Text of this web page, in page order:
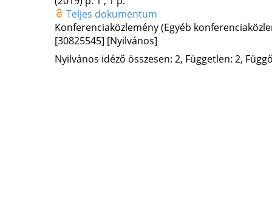
Teljes dokumentum
Konferenciaközlemény (Egyéb
[30825545] [Nyilvános]
Nyilvános idéző összesen: 2, Független: 2,